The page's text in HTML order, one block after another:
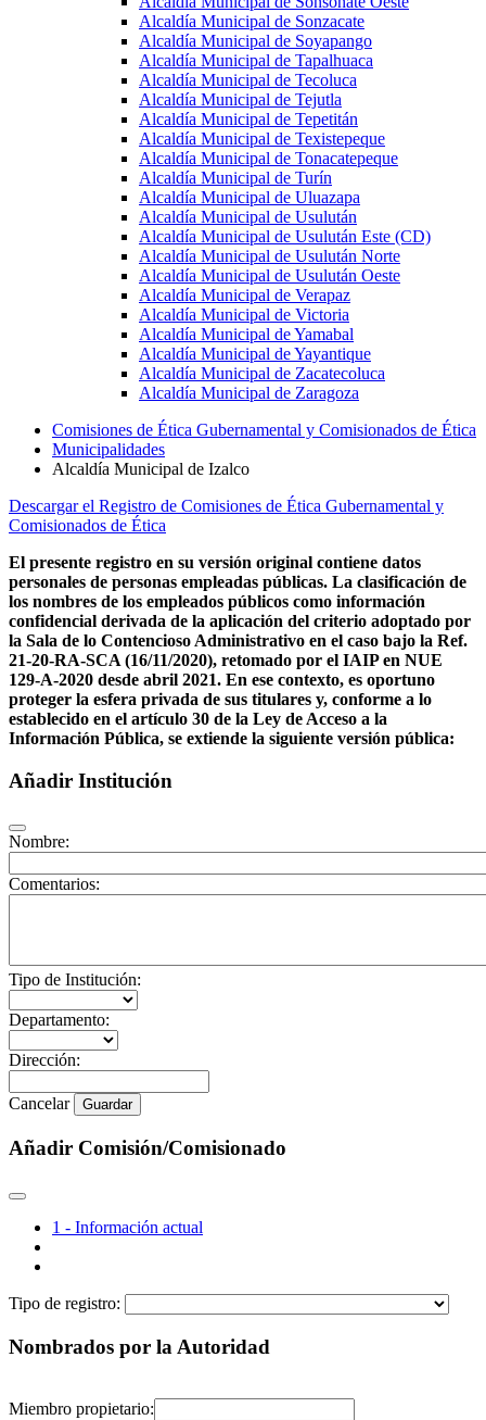
Alcaldía Municipal de Sonzacate
Alcaldía Municipal de Soyapango
Alcaldía Municipal de Tapalhuaca
Alcaldía Municipal de Tecoluca
Alcaldía Municipal de Tejutla
Alcaldía Municipal de Tepetitán
Alcaldía Municipal de Texistepeque
Alcaldía Municipal de Tonacatepeque
Alcaldía Municipal de Turín
Alcaldía Municipal de Uluazapa
Alcaldía Municipal de Usulután
Alcaldía Municipal de Usulután Este (CD)
Alcaldía Municipal de Usulután Norte
Alcaldía Municipal de Usulután Oeste
Alcaldía Municipal de Verapaz
Alcaldía Municipal de Victoria
Alcaldía Municipal de Yamabal
Alcaldía Municipal de Yayantique
Alcaldía Municipal de Zacatecoluca
Alcaldía Municipal de Zaragoza
Comisiones de Ética Gubernamental y Comisionados de Ética
Municipalidades
Alcaldía Municipal de Izalco
Descargar el Registro de Comisiones de Ética Gubernamental y
Comisionados de Ética
El presente registro en su versión original contiene datos
personales de personas empleadas públicas. La clasificación de
los nombres de los empleados públicos como información
confidencial derivada de la aplicación del criterio adoptado por
la Sala de lo Contencioso Administrativo en el caso bajo la Ref.
21-20-RA-SCA (16/11/2020), retomado por el IAIP en NUE
129-A-2020 desde abril 2021. En ese contexto, es oportuno
proteger la esfera privada de sus titulares y, conforme a lo
establecido en el artículo 30 de la Ley de Acceso a la
Información Pública, se extiende la siguiente versión pública:
Añadir Institución
Nombre:
Comentarios:
Tipo de Institución:
Departamento:
Dirección:
Cancelar Guardar
Añadir Comisión/Comisionado
1 - Información actual
Tipo de registro:
Nombrados por la Autoridad
Miembro propietario: